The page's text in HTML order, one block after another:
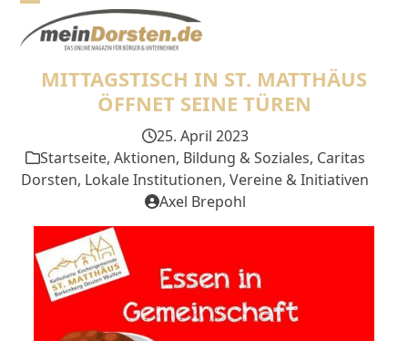
Skip Open
mobile
menu
Close
mobile
menu
MITTAGSTISCH IN ST. MATTHÄUS
ÖFFNET SEINE TÜREN
25. April 2023
Startseite, Aktionen, Bildung & Soziales, Caritas
Dorsten, Lokale Institutionen, Vereine & Initiativen
Axel Brepohl